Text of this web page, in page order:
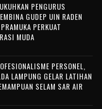
PENGURUS
GUDEP UIN RADEN
PERKUAT
MUDA
PERSONEL,
LAMPUNG GELAR LATIHAN
SELAM SAR AIR